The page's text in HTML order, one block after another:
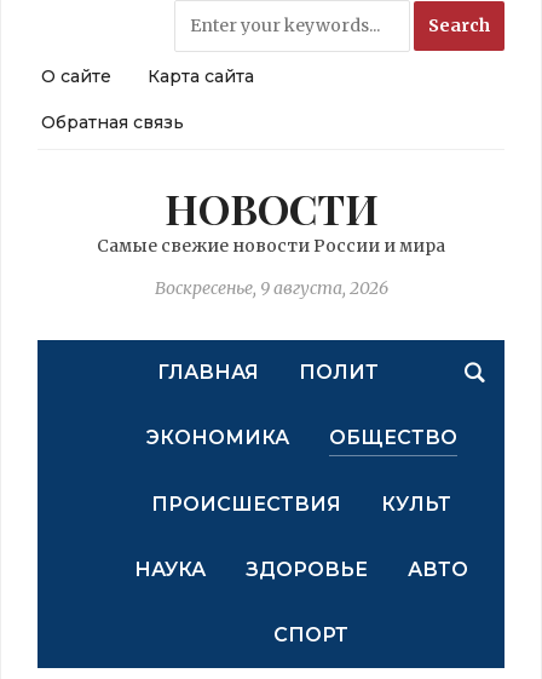
О сайте Карта сайта
Обратная связь
НОВОСТИ
Самые свежие новости России и мира
Воскресенье, 9 августа, 2026
ГЛАВНАЯ ПОЛИТ
ЭКОНОМИКА ОБЩЕСТВО
ПРОИСШЕСТВИЯ КУЛЬТ
НАУКА ЗДОРОВЬЕ АВТО
СПОРТ